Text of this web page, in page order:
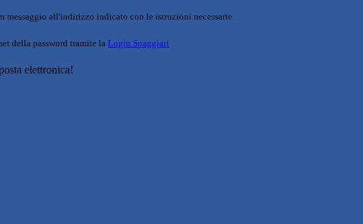
messaggio all'indirizzo indicato con le istruzioni necessarie.
della password tramite la Login Spaggiari
elettronica!